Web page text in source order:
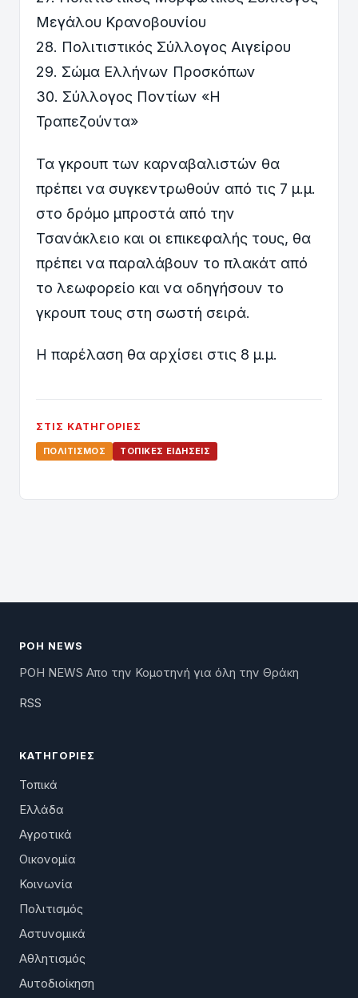
Μεγάλου Κρανοβουνίου
28. Πολιτιστικός Σύλλογος Αιγείρου
29. Σώμα Ελλήνων Προσκόπων
30. Σύλλογος Ποντίων «Η
Τραπεζούντα»
Τα γκρουπ των καρναβαλιστών θα
πρέπει να συγκεντρωθούν από τις 7 μ.μ.
στο δρόμο μπροστά από την
Τσανάκλειο και οι επικεφαλής τους, θα
πρέπει να παραλάβουν το πλακάτ από
το λεωφορείο και να οδηγήσουν το
γκρουπ τους στη σωστή σειρά.
Η παρέλαση θα αρχίσει στις 8 μ.μ.
ΣΤΙΣ ΚΑΤΗΓΟΡΊΕΣ
ΠΟΛΙΤΙΣΜΌΣ ΤΟΠΙΚΈΣ ΕΙΔΉΣΕΙΣ
ΡΟΗ NEWS
ΡΟΗ NEWS Απο την Κομοτηνή για όλη την Θράκη
RSS
ΚΑΤΗΓΟΡΊΕΣ
Τοπικά
Ελλάδα
Αγροτικά
Οικονομία
Κοινωνία
Πολιτισμός
Αστυνομικά
Αθλητισμός
Αυτοδιοίκηση